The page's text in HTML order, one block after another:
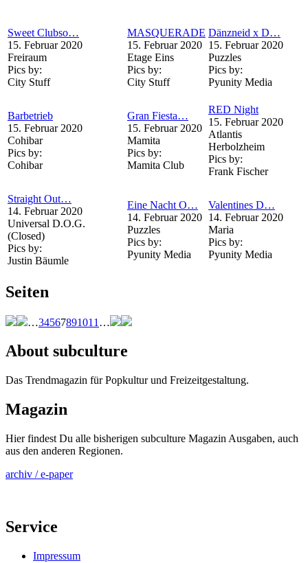
Sweet Clubso…
15. Februar 2020
Freiraum
Pics by:
City Stuff
MASQUERADE
15. Februar 2020
Etage Eins
Pics by:
City Stuff
Dänzneid x D…
15. Februar 2020
Puzzles
Pics by:
Pyunity Media
Barbetrieb
15. Februar 2020
Cohibar
Pics by:
Cohibar
Gran Fiesta…
15. Februar 2020
Mamita
Pics by:
Mamita Club
RED Night
15. Februar 2020
Atlantis
Herbolzheim
Pics by:
Frank Fischer
Straight Out…
14. Februar 2020
Universal D.O.G.
(Closed)
Pics by:
Justin Bäumle
Eine Nacht O…
14. Februar 2020
Puzzles
Pics by:
Pyunity Media
Valentines D…
14. Februar 2020
Maria
Pics by:
Pyunity Media
Seiten
…34567891011 …
About subculture
Das Trendmagazin für Popkultur und Freizeitgestaltung.
Magazin
Hier findest Du alle bisherigen subculture Magazin Ausgaben, auch
aus den anderen Regionen.
archiv / e-paper
Service
Impressum